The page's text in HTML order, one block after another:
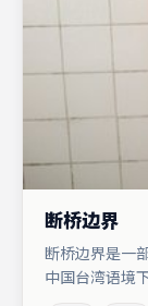
断桥边界
断桥边界是一
中国台湾语境